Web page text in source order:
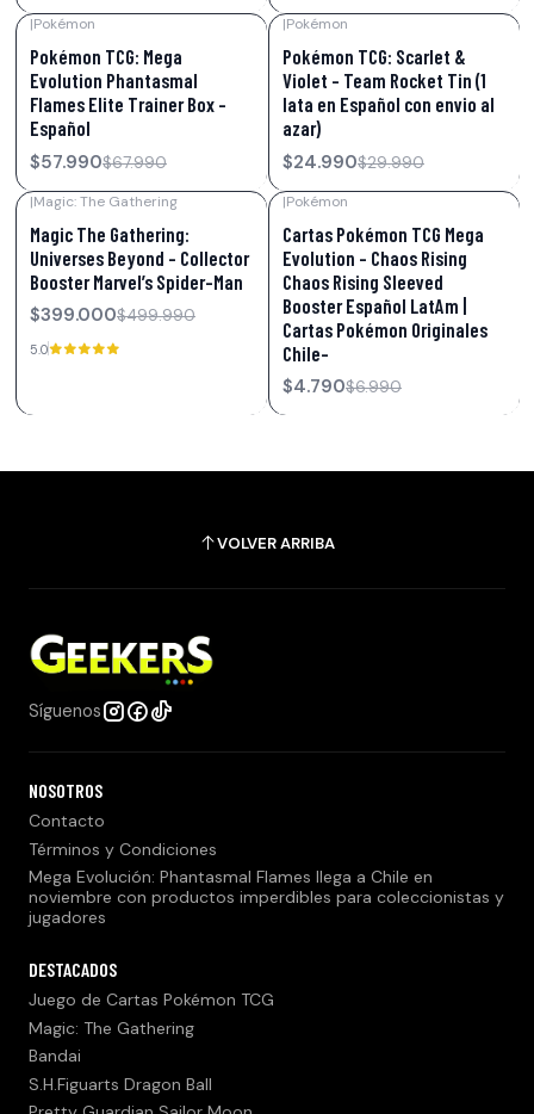
|Pokémon
Pokémon TCG: Mega
Evolution Phantasmal
Flames Elite Trainer Box –
Español
$57.990$67.990
|Pokémon
Pokémon TCG: Scarlet &
Violet – Team Rocket Tin (1
lata en Español con envio al
azar)
$24.990$29.990
|Magic: The Gathering
Magic The Gathering:
Universes Beyond – Collector
Booster Marvel’s Spider-Man
$399.000$499.990
5.0
|Pokémon
Cartas Pokémon TCG Mega
Evolution – Chaos Rising
Chaos Rising Sleeved
Booster Español LatAm |
Cartas Pokémon Originales
Chile-
$4.790$6.990
VOLVER ARRIBA
Síguenos
NOSOTROS
Contacto
Términos y Condiciones
Mega Evolución: Phantasmal Flames llega a Chile en
noviembre con productos imperdibles para coleccionistas y
jugadores
DESTACADOS
Juego de Cartas Pokémon TCG
Magic: The Gathering
Bandai
S.H.Figuarts Dragon Ball